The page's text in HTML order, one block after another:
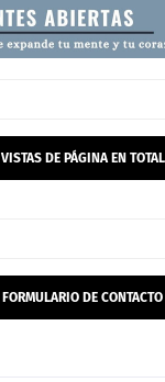
VISTAS DE PÁGINA EN TOTAL
FORMULARIO DE CONTACTO